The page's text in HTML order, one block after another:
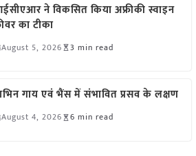
ने विकसित किया अफ्रीकी स्वाइन
का टीका
August 5, 2026 3 min read
गाय एवं भैंस में संभावित प्रसव के लक्षण
August 4, 2026 6 min read